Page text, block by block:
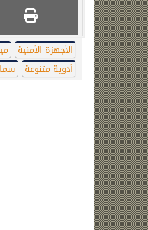
الأجهزة الأمنية
أدوية متنوعة